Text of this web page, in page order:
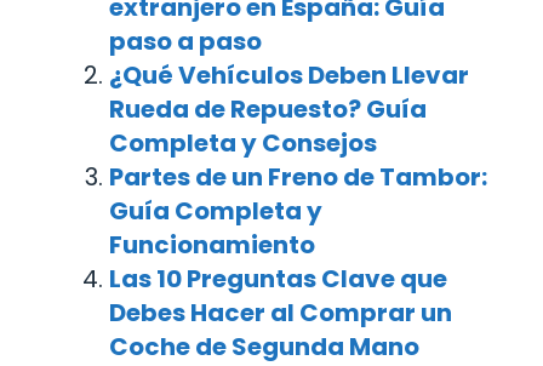
extranjero en España: Guía
paso a paso
¿Qué Vehículos Deben Llevar
Rueda de Repuesto? Guía
Completa y Consejos
Partes de un Freno de Tambor:
Guía Completa y
Funcionamiento
Las 10 Preguntas Clave que
Debes Hacer al Comprar un
Coche de Segunda Mano